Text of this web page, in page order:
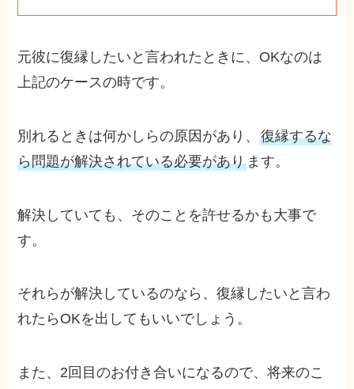
元彼に復縁したいと言われたときに、OKなのは
上記のケースの時です。
別れるときは何かしらの原因があり、復縁するな
ら問題が解決されている必要があり ます。
解決していても、そのことを許せるかも大事で
す。
それらが解決しているのなら、復縁したいと言わ
れたらOKを出してもいいでしょう。
また、2回目のお付き合いになるので、将来のこ